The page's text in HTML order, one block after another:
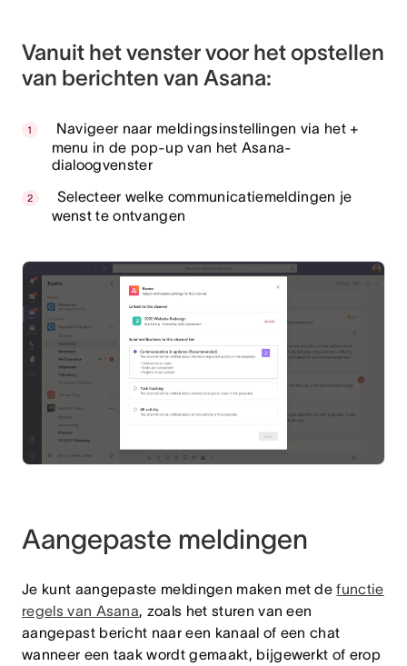
Vanuit het venster voor het opstellen
van berichten van Asana:
Navigeer naar meldingsinstellingen via het +
menu in de pop-up van het Asana-
dialoogvenster
Selecteer welke communicatiemeldingen je
wenst te ontvangen
Aangepaste meldingen
Je kunt aangepaste meldingen maken met defunctie
regels van Asana, zoals het sturen van een
aangepast bericht naar een kanaal of een chat
wanneer een taak wordt gemaakt, bijgewerkt of erop